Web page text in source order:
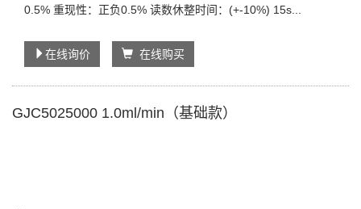
0.5% 重现性：正负0.5% 读数休整时间：(+-10%) 15s...
在线询价 在线购买
GJC5025000 1.0ml/min（基础款）